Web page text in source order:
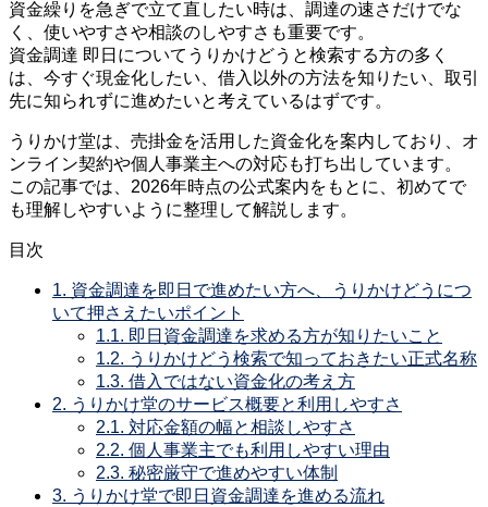
資金繰りを急ぎで立て直したい時は、調達の速さだけでな
く、使いやすさや相談のしやすさも重要です。
資金調達 即日についてうりかけどうと検索する方の多く
は、今すぐ現金化したい、借入以外の方法を知りたい、取引
先に知られずに進めたいと考えているはずです。
うりかけ堂は、売掛金を活用した資金化を案内しており、オ
ンライン契約や個人事業主への対応も打ち出しています。
この記事では、2026年時点の公式案内をもとに、初めてで
も理解しやすいように整理して解説します。
目次
1. 資金調達を即日で進めたい方へ、うりかけどうにつ
いて押さえたいポイント
1.1. 即日資金調達を求める方が知りたいこと
1.2. うりかけどう検索で知っておきたい正式名称
1.3. 借入ではない資金化の考え方
2. うりかけ堂のサービス概要と利用しやすさ
2.1. 対応金額の幅と相談しやすさ
2.2. 個人事業主でも利用しやすい理由
2.3. 秘密厳守で進めやすい体制
3. うりかけ堂で即日資金調達を進める流れ